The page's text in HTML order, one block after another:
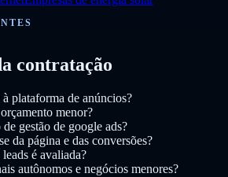
contratação
plataforma de anúncios?
menor?
gestão de google ads?
da página e das conversões?
é avaliada?
autônomos e negócios menores?